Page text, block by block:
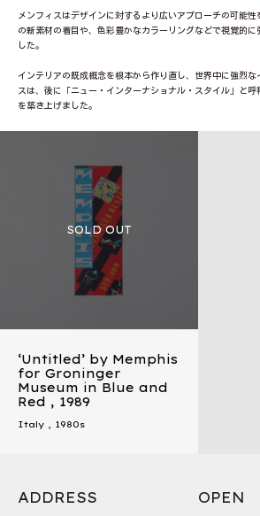
メンフィスはデザインに対するより広いアプローチの可能
の新素材の着目や、色彩豊かなカラーリングなどで視覚的
した。
インテリアの既成概念を根本から作り直し、世界中に強烈な
スは、後に「ニュー・インターナショナル・スタイル」と
を築き上げました。
‘Untitled’ by Memphis
for Groninger
Museum in Blue and
Red , 1989
Italy , 1980s
ADDRESS OPEN